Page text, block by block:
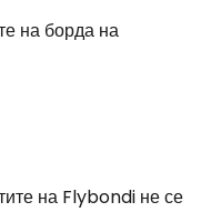
на борда на
на Flybondi не се